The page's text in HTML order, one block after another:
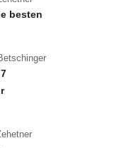
besten